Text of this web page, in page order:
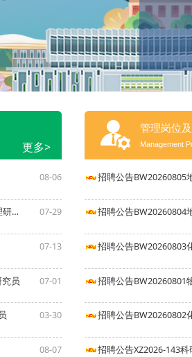
更多>
08-06
招聘公告SZYJ202600531生物医学工程学院特任助理研究员 07-29
07-13
员 07-01
03-30
08-07
管理岗位
Management
招聘公告BW20260805
招聘公告BW20260804
招聘公告BW20260803
招聘公告BW20260801
招聘公告BW20260802